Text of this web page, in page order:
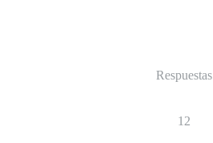
Respuestas
12